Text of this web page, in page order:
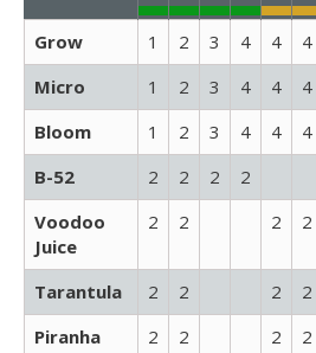
Grow 1 2 3 4 4 4
Micro
1 2 3 4 4 4
Bloom
1 2 3 4 4 4
B-52
2 2 2 2
Voodoo
Juice
2 2 2 2
Tarantula 2 2 2
2
Piranha
2 2 2
2